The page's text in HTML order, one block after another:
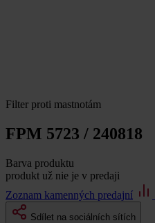
Filter proti mastnotám
FPM 5723 / 240818
Barva produktu
produkt už nie je v predaji
Zoznam kamenných predajní
Sdílet na sociálních sítích